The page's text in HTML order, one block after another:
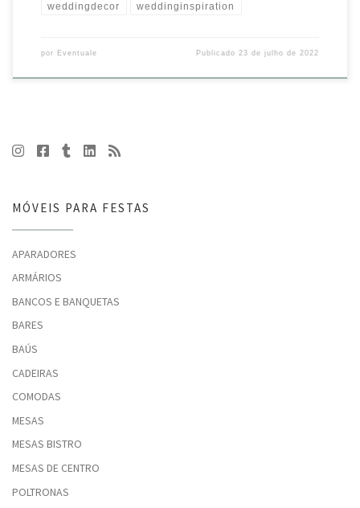
weddingdecor weddinginspiration
por Eventuale Publicado 23 de julho de 2022
MÓVEIS PARA FESTAS
APARADORES
ARMÁRIOS
BANCOS E BANQUETAS
BARES
BAÚS
CADEIRAS
COMODAS
MESAS
MESAS BISTRO
MESAS DE CENTRO
POLTRONAS